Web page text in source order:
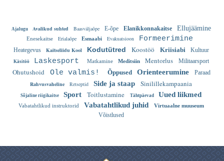
Ajalugu Avalikud suhted Baasväljaõpe E-õpe Elanikkonnakaitse Ellujäämine
Enesekaitse Erialaõpe Esmaabi Evakuatsioon Formeerimine
Heategevus Kaitseliidu Kool Kodutütred Koostöö Kriisiabi Kultuur
Käsitöö Laskesport Matkamine Meditsiin Mentorlus Militaarsport
Ohutushoid Ole valmis! Õppused Orienteerumine
Paraad
Rahvusvaheline
Retseptid Side ja staap Sinilillekampaania
Sõjaline riigikaitse Sport Toitlustamine Tähtpäevad Uued liikmed
Vabatahtlikud instruktorid Vabatahtlikud juhid Virtuaalne muuseum
Võistlused